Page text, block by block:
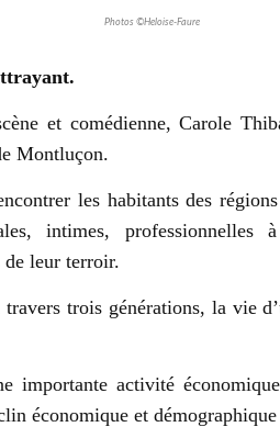
Photos ©Heloise-Faure
et comédienne, Carole
Montluçon.
les habitants des
intimes, professionnelles
leur terroir.
travers trois générations, la vie
importante activité
économique et